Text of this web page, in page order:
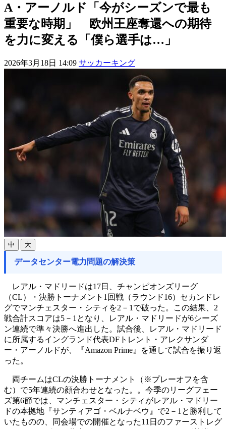
A・アーノルド「今がシーズンで最も
重要な時期」 欧州王座奪還への期待
を力に変える「僕ら選手は…」
2026年3月18日 14:09 サッカーキング
中 大
データセンター電力問題の解決策
レアル・マドリードは17日、チャンピオンズリーグ
（CL）・決勝トーナメント1回戦（ラウンド16）セカンドレ
グでマンチェスター・シティを2－1で破った。この結果、2
戦合計スコアは5－1となり、レアル・マドリードが6シーズ
ン連続で準々決勝へ進出した。試合後、レアル・マドリード
に所属するイングランド代表DFトレント・アレクサンダ
ー・アーノルドが、『Amazon Prime』を通して試合を振り返
った。
両チームはCLの決勝トーナメント（※プレーオフを含
む）で5年連続の顔合わせとなった。。今季のリーグフェー
ズ第6節では、マンチェスター・シティがレアル・マドリー
ドの本拠地『サンティアゴ・ベルナベウ』で2－1と勝利して
いたものの、同会場での開催となった11日のファーストレグ